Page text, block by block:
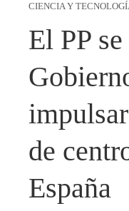
CIENCIA Y
El PP
de
España